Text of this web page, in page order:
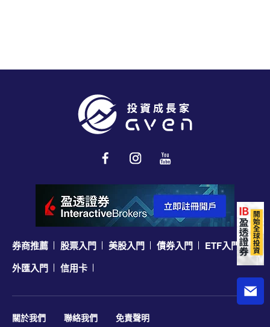
券商推薦 股票入門 美股入門 債券入門
ETF入門
外匯入門
信用卡
關於我們 聯絡我們 免責聲明